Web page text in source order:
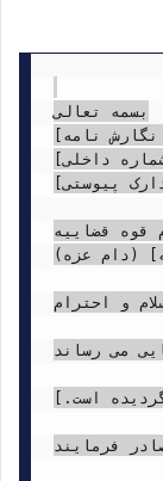
بسمه تعالی
نامه]
داخلی]
پیوستی]
قوه قضاییه
(دام عزه)
و احترام،
می رساند:
است.]
فرمایند.